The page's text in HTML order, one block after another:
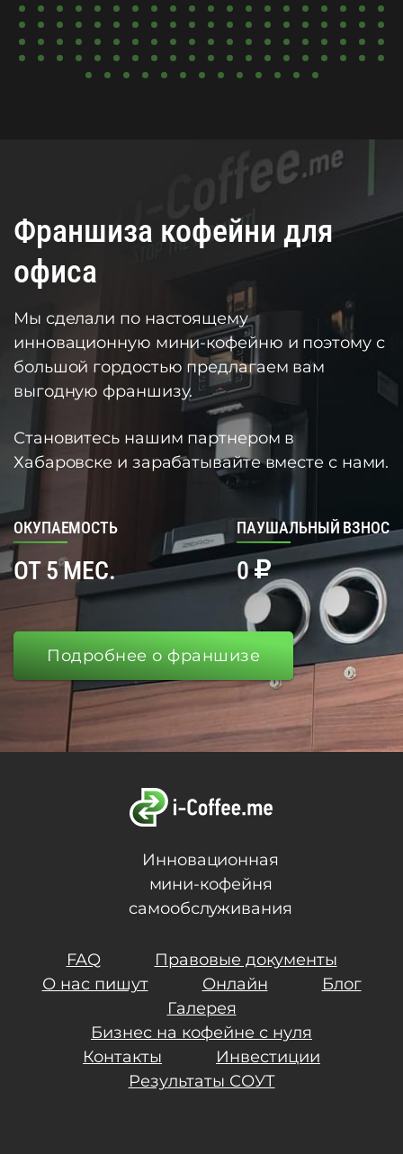
Франшиза кофейни для
офиса
Мы сделали по настоящему
инновационную мини-кофейню и поэтому с
большой гордостью предлагаем вам
выгодную франшизу.
Становитесь нашим партнером в
Хабаровске и зарабатывайте вместе с нами.
ОКУПАЕМОСТЬ
ОТ 5 МЕС.
ПАУШАЛЬНЫЙ ВЗНОС
0
Подробнее о франшизе
Инновационная
мини-кофейня
самообслуживания
FAQ
Правовые документы
О нас пишут
Онлайн
Блог
Галерея
Бизнес на кофейне с нуля
Контакты
Инвестиции
Результаты СОУТ